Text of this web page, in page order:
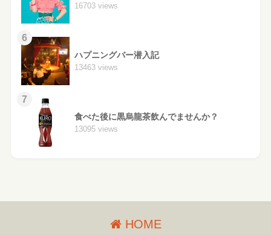
16703 views
6
ハプニングバー潜入記
13463 views
7
食べた後に黒烏龍茶飲んでませんか？
13095 views
HOME